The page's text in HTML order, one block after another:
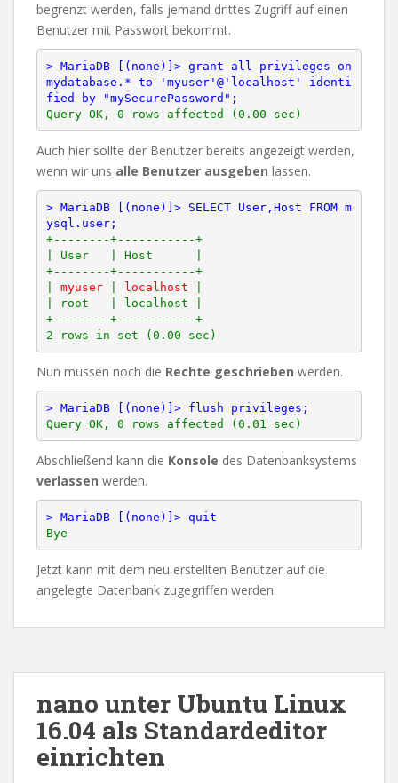
begrenzt werden, falls jemand drittes Zugriff auf einen
Benutzer mit Passwort bekommt.
> MariaDB [(none)]> grant all privileges on
mydatabase.* to 'myuser'@'localhost' identi
fied by "mySecurePassword";
Auch hier sollte der Benutzer bereits angezeigt werden,
wenn wir uns alle Benutzer ausgeben lassen.
> MariaDB [(none)]> SELECT User,Host FROM m
ysql.user;
+--------+-----------+
| User   | Host      |
+--------+-----------+
myuser | localhost
| root   | localhost |
+--------+-----------+
2 rows in set (0.00 sec)
Nun müssen noch die Rechte geschrieben werden.
> MariaDB [(none)]> flush privileges;
Abschließend kann die Konsole des Datenbanksystems
verlassen werden.
> MariaDB [(none)]> quit
Jetzt kann mit dem neu erstellten Benutzer auf die
angelegte Datenbank zugegriffen werden.
nano unter Ubuntu Linux
16.04 als Standardeditor
einrichten